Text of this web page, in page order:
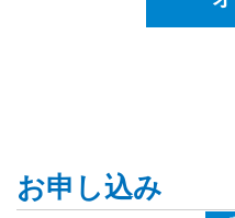
お申し込み